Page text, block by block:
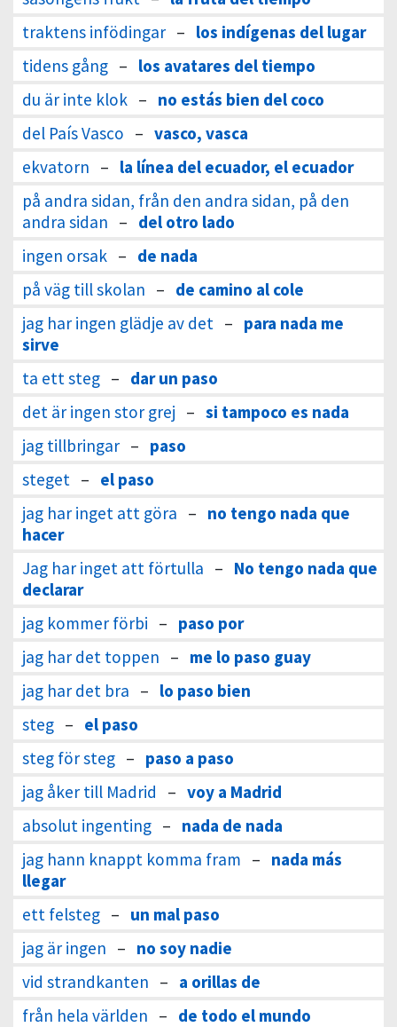
traktens infödingar – los indígenas del lugar
tidens gång – los avatares del tiempo
du är inte klok – no estás bien del coco
del País Vasco – vasco, vasca
ekvatorn – la línea del ecuador, el ecuador
på andra sidan, från den andra sidan, på den
andra sidan – del otro lado
ingen orsak – de nada
på väg till skolan – de camino al cole
jag har ingen glädje av det – para nada me
sirve
ta ett steg – dar un paso
det är ingen stor grej – si tampoco es nada
jag tillbringar – paso
steget – el paso
jag har inget att göra – no tengo nada que
hacer
Jag har inget att förtulla – No tengo nada que
declarar
jag kommer förbi – paso por
jag har det toppen – me lo paso guay
jag har det bra – lo paso bien
steg – el paso
steg för steg – paso a paso
jag åker till Madrid
– voy a Madrid
absolut ingenting – nada de nada
jag hann knappt komma fram – nada más
llegar
ett felsteg – un mal paso
jag är ingen – no soy nadie
vid strandkanten – a orillas de
från hela världen – de todo el mundo